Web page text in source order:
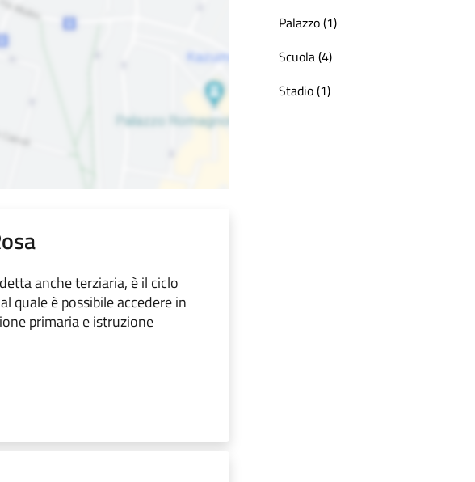
anche terziaria, è il ciclo
quale è possibile accedere in
primaria e istruzione
Palazzo (1)
Scuola (4)
Stadio (1)